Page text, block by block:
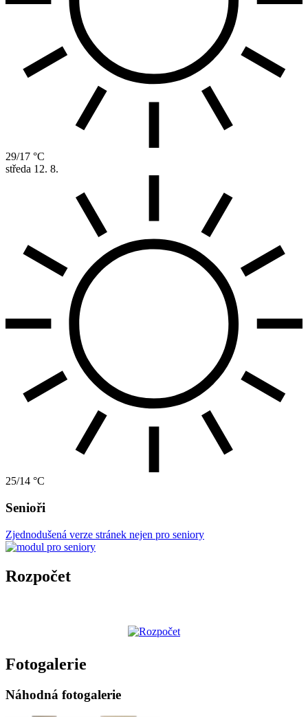
29/17 °C
středa 12. 8.
25/14 °C
Senioři
Zjednodušená verze stránek nejen pro seniory
Rozpočet
Fotogalerie
Náhodná fotogalerie